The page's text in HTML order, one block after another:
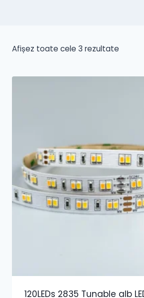
Afișez toate cele 3 rezultate
120LEDs 2835 Tunable alb